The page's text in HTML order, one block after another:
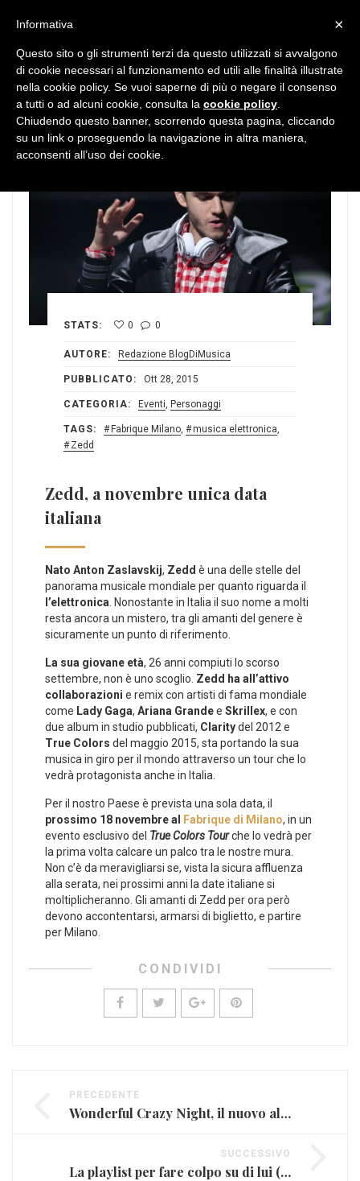
STATS: 0 0
AUTORE: Redazione BlogDiMusica
PUBBLICATO: Ott 28, 2015
CATEGORIA: Eventi, Personaggi
TAGS: Fabrique Milano, musica elettronica,
Zedd
Zedd, a novembre unica data
italiana
Nato Anton Zaslavskij, Zedd è una delle stelle del
panorama musicale mondiale per quanto riguarda il
l’elettronica . Nonostante in Italia il suo nome a molti
resta ancora un mistero, tra gli amanti del genere è
sicuramente un punto di riferimento.
La sua giovane età, 26 anni compiuti lo scorso
settembre, non è uno scoglio. Zedd ha all’attivo
collaborazioni e remix con artisti di fama mondiale
come Lady Gaga, Ariana Grandee Skrillex, e con
due album in studio pubblicati, Claritydel 2012 e
True Colors del maggio 2015, sta portando la sua
musica in giro per il mondo attraverso un tour che lo
vedrà protagonista anche in Italia.
Per il nostro Paese è prevista una sola data, il
prossimo 18 novembre al
Fabrique di Milano, in un
evento esclusivo del True Colors Tourche lo vedrà per
la prima volta calcare un palco tra le nostre mura.
Non c’è da meravigliarsi se, vista la sicura affluenza
alla serata, nei prossimi anni la date italiane si
moltiplicheranno. Gli amanti di Zedd per ora però
devono accontentarsi, armarsi di biglietto, e partire
per Milano.
CONDIVIDI
PRECEDENTE
Wonderful Crazy Night, il nuovo album di Elton John (FOTO E VIDEO)
SUCCESSIVO
La playlist per fare colpo su di lui (VIDEO)
×
Informativa
Questo sito o gli strumenti terzi da questo utilizzati si avvalgono
di cookie necessari al funzionamento ed utili alle finalità illustrate
nella cookie policy. Se vuoi saperne di più o negare il consenso
a tutti o ad alcuni cookie, consulta la cookie policy
Chiudendo questo banner, scorrendo questa pagina, cliccando
su un link o proseguendo la navigazione in altra maniera,
acconsenti all’uso dei cookie.